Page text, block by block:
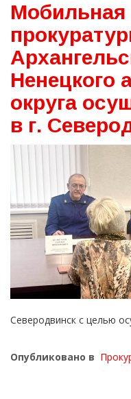
Мобильная
Ненецкого
округа
в г.
Северодвинск с целью
Опубликовано в